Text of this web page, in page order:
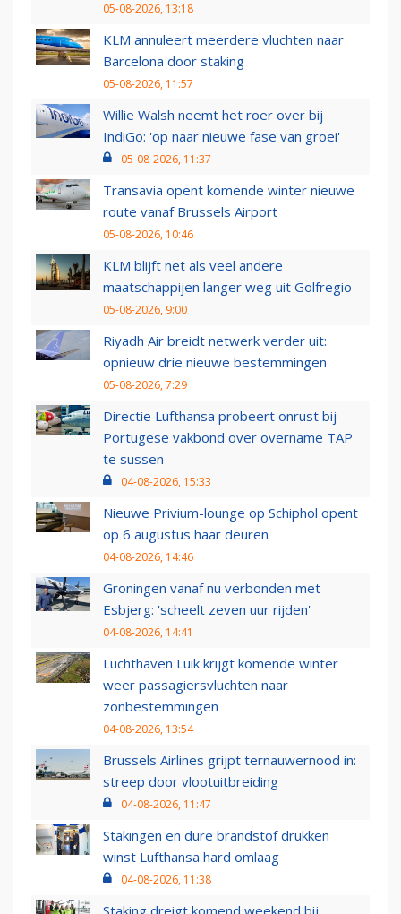
05-08-2026, 13:18
KLM annuleert meerdere vluchten naar
Barcelona door staking
05-08-2026, 11:57
Willie Walsh neemt het roer over bij
IndiGo: 'op naar nieuwe fase van groei'
05-08-2026, 11:37
Transavia opent komende winter nieuwe
route vanaf Brussels Airport
05-08-2026, 10:46
KLM blijft net als veel andere
maatschappijen langer weg uit Golfregio
05-08-2026, 9:00
Riyadh Air breidt netwerk verder uit:
opnieuw drie nieuwe bestemmingen
05-08-2026, 7:29
Directie Lufthansa probeert onrust bij
Portugese vakbond over overname TAP
te sussen
04-08-2026, 15:33
Nieuwe Privium-lounge op Schiphol opent
op 6 augustus haar deuren
04-08-2026, 14:46
Groningen vanaf nu verbonden met
Esbjerg: 'scheelt zeven uur rijden'
04-08-2026, 14:41
Luchthaven Luik krijgt komende winter
weer passagiersvluchten naar
zonbestemmingen
04-08-2026, 13:54
Brussels Airlines grijpt ternauwernood in:
streep door vlootuitbreiding
04-08-2026, 11:47
Stakingen en dure brandstof drukken
winst Lufthansa hard omlaag
04-08-2026, 11:38